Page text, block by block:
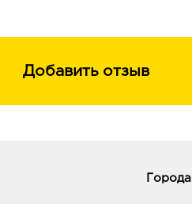
Добавить отзыв
Города